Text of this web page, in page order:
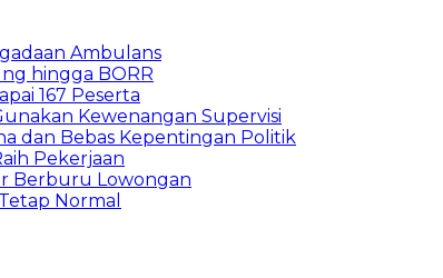
Ambulans
hingga BORR
167 Peserta
Kewenangan Supervisi
dan Bebas Kepentingan Politik
Pekerjaan
Berburu Lowongan
Normal